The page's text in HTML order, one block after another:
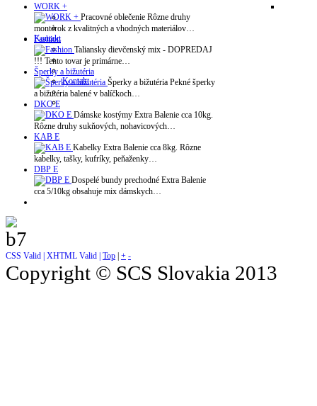
Kontakt
Kontakt
WORK +
Pracovné oblečenie Rôzne druhy
montérok z kvalitných a vhodných materiálov…
Fashion
Taliansky dievčenský mix - DOPREDAJ
!!! Tento tovar je primárne…
Šperky a bižutéria
Šperky a bižutéria Pekné šperky
a bižutéria balené v balíčkoch…
DKO E
Dámske kostýmy Extra Balenie cca 10kg.
Rôzne druhy sukňových, nohavicových…
KAB E
Kabelky Extra Balenie cca 8kg. Rôzne
kabelky, tašky, kufríky, peňaženky…
DBP E
Dospelé bundy prechodné Extra Balenie
cca 5/10kg obsahuje mix dámskych…
CSS Valid | XHTML Valid | Top + -
Copyright © SCS Slovakia 2013